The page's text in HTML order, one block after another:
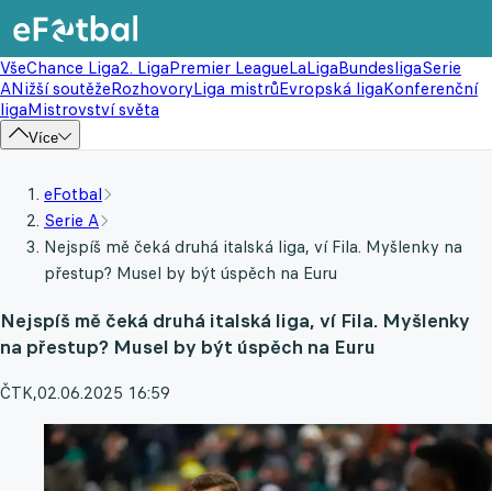
VšeChance Liga2. LigaPremier LeagueLaLigaBundesligaSerie
ANižší soutěžeRozhovoryLiga mistrůEvropská ligaKonferenční
ligaMistrovství světa
Více
eFotbal
Serie A
Nejspíš mě čeká druhá italská liga, ví Fila. Myšlenky na
přestup? Musel by být úspěch na Euru
Nejspíš mě čeká druhá italská liga, ví Fila. Myšlenky
na přestup? Musel by být úspěch na Euru
ČTK,02.06.2025 16:59